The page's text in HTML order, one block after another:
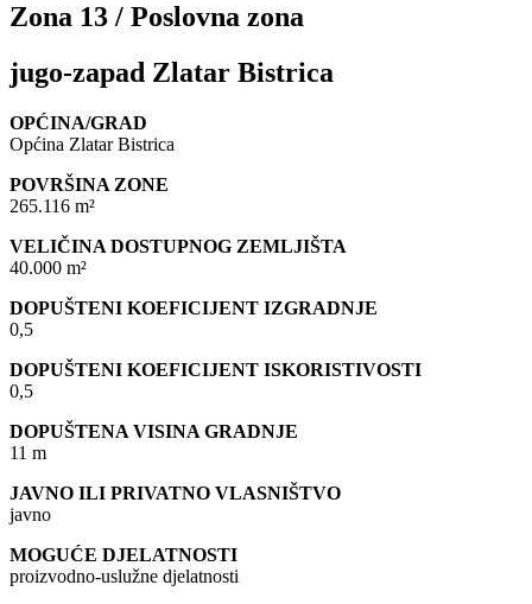
Zona 13 / Poslovna zona
jugo-zapad Zlatar Bistrica
OPĆINA/GRAD
Općina Zlatar Bistrica
POVRŠINA ZONE
265.116 m²
VELIČINA DOSTUPNOG ZEMLJIŠTA
40.000 m²
DOPUŠTENI KOEFICIJENT IZGRADNJE
0,5
DOPUŠTENI KOEFICIJENT ISKORISTIVOSTI
0,5
DOPUŠTENA VISINA GRADNJE
11 m
JAVNO ILI PRIVATNO VLASNIŠTVO
javno
MOGUĆE DJELATNOSTI
proizvodno-uslužne djelatnosti